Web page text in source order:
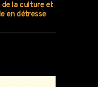
de la culture et
en détresse